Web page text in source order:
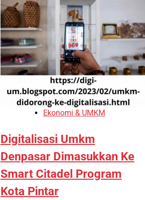
Ekonomi & UMKM
Digitalisasi Umkm
Denpasar Dimasukkan Ke
Smart Citadel Program
Kota Pintar